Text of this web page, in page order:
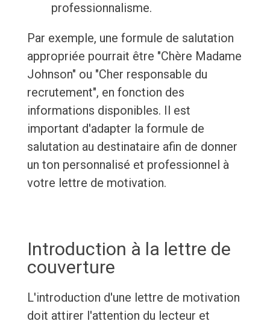
professionnalisme.
Par exemple, une formule de salutation
appropriée pourrait être "Chère Madame
Johnson" ou "Cher responsable du
recrutement", en fonction des
informations disponibles. Il est
important d'adapter la formule de
salutation au destinataire afin de donner
un ton personnalisé et professionnel à
votre lettre de motivation.
Introduction à la lettre de
couverture
L'introduction d'une lettre de motivation
doit attirer l'attention du lecteur et